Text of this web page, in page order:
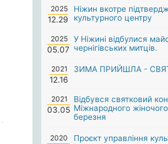
2025
12.29
Ніжин вкотре
культурного центру
2025
05.07
У Ніжині відбулися
чернігівських митців.
2021
12.16
ЗИМА ПРИЙШЛА -
2021
03.05
Відбувся святковий
Міжнародного
березня
2020
Проєкт управління